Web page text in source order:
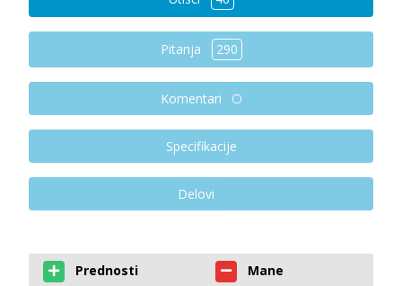
Pitanja 290
Komentari
Specifikacije
Delovi
Prednosti Mane